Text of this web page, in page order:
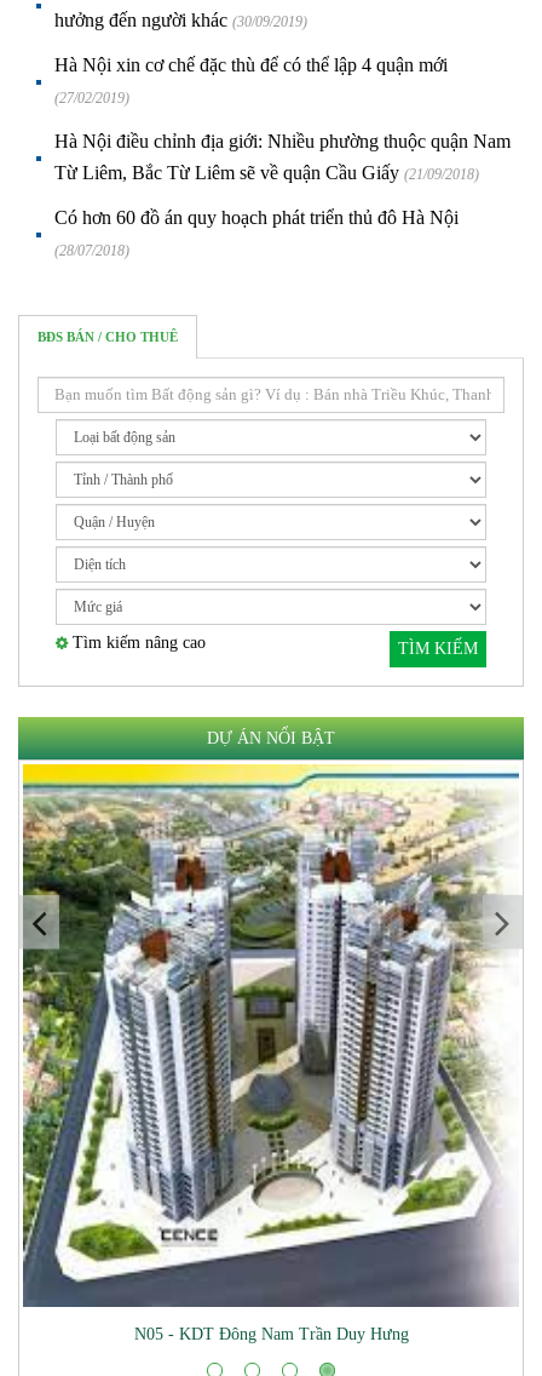
hưởng đến người khác (30/09/2019)
Hà Nội xin cơ chế đặc thù để có thể lập 4 quận mới
(27/02/2019)
Hà Nội điều chỉnh địa giới: Nhiều phường thuộc quận Nam
Từ Liêm, Bắc Từ Liêm sẽ về quận Cầu Giấy (21/09/2018)
Có hơn 60 đồ án quy hoạch phát triển thủ đô Hà Nội
(28/07/2018)
BĐS BÁN / CHO THUÊ
Tìm kiếm nâng cao TÌM KIẾM
DỰ ÁN NỔI BẬT
Mua Bán Đất Nền Tại Khu Công Nghệ